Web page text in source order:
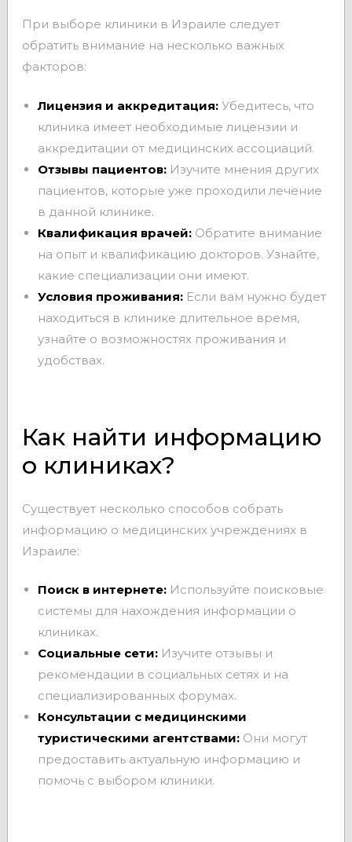
При выборе клиники в Израиле следует
обратить внимание на несколько важных
факторов:
Лицензия и аккредитация:Убедитесь, что
клиника имеет необходимые лицензии и
аккредитации от медицинских ассоциаций.
Отзывы пациентов:Изучите мнения других
пациентов, которые уже проходили лечение
в данной клинике.
Квалификация врачей:Обратите внимание
на опыт и квалификацию докторов. Узнайте,
какие специализации они имеют.
Условия проживания:Если вам нужно будет
находиться в клинике длительное время,
узнайте о возможностях проживания и
удобствах.
Как найти информацию
о клиниках?
Существует несколько способов собрать
информацию о медицинских учреждениях в
Израиле:
Поиск в интернете:Используйте поисковые
системы для нахождения информации о
клиниках.
Социальные сети:Изучите отзывы и
рекомендации в социальных сетях и на
специализированных форумах.
Консультации с медицинскими
туристическими агентствами:Они могут
предоставить актуальную информацию и
помочь с выбором клиники.